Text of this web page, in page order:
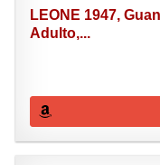
LEONE 1947,
Adulto,...